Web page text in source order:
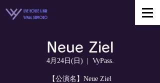
LIVE HOUSE & BAR
VyPass. SAPPORO
Neue Ziel
4月24日(日) VyPass.
【公演名】Neue Ziel